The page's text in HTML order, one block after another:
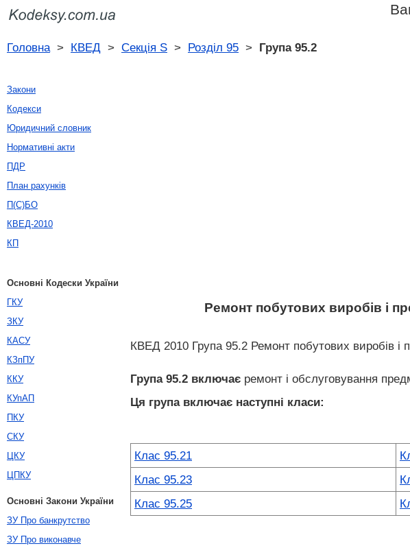
Головна> КВЕД > Секція S > Розділ 95 > Група 95.2
Ремонт побутових виробів і
КВЕД 2010 Група 95.2 Ремонт побутових виробів і
Група 95.2 включає ремонт і обслуговування
Ця група включає наступні класи:
Клас 95.21
Клас 95.23
Клас 95.25
Закони
Кодекси
Юридичний словник
Нормативні акти
ПДР
План рахунків
П(С)БО
КВЕД-2010
КП
Основні Кодески України
ГКУ
ЗКУ
КАСУ
КЗпПУ
ККУ
КУпАП
ПКУ
СКУ
ЦКУ
ЦПКУ
Основні Закони України
ЗУ Про банкрутство
ЗУ Про виконавче